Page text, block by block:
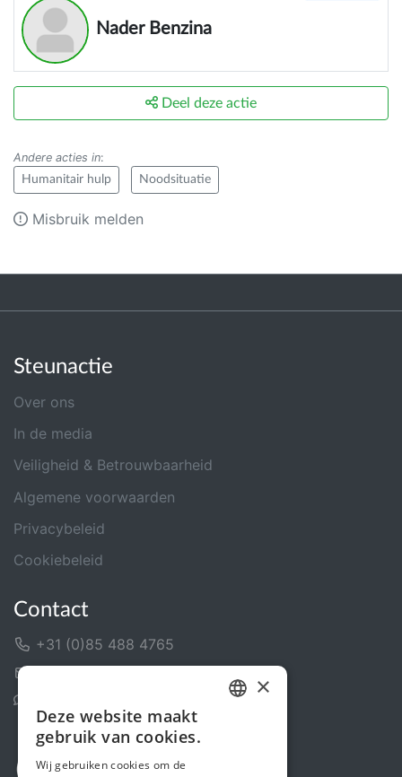
Nader Benzina
Deel deze actie
Andere acties in:
Humanitair hulp Noodsituatie
Misbruik melden
Steunactie
Over ons
In de media
Veiligheid & Betrouwbaarheid
Algemene voorwaarden
Privacybeleid
Cookiebeleid
Contact
+31 (0)85 488 4765
×
Deze website maakt
gebruik van cookies.
Wij gebruiken cookies om de